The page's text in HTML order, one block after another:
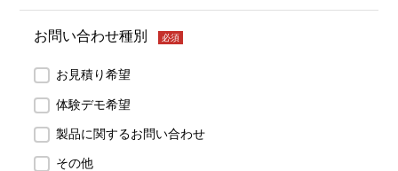
お問い合わせ種別 必須
お見積り希望
体験デモ希望
製品に関するお問い合わせ
その他